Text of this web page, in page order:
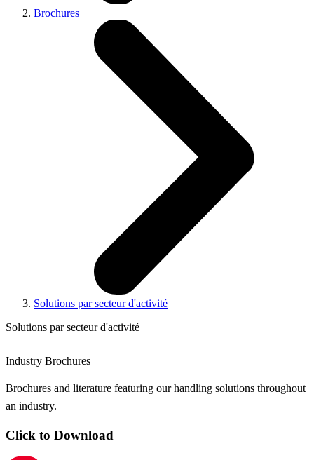
Brochures
Solutions par secteur d'activité
Solutions par secteur d'activité
Industry Brochures
Brochures and literature featuring our handling solutions throughout
an industry.
Click to Download